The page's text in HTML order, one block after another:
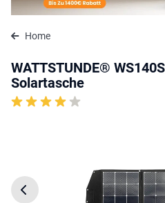
Home
WATTSTUNDE®
Solartasche